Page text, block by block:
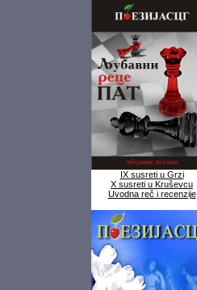
IX susreti u Grzi
X susreti u Kruševcu
Uvodna reč i recenzije